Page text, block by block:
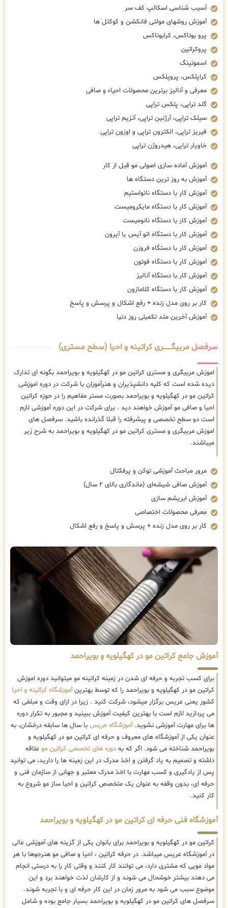
آسیب شناسی اسکالپ کف سر
آموزش روشهای مولتی فانکشن و کوکتل ها
پرو بوتاکس، کرابوتاکس
پروکراتین
اسموتینگ
کراپلکس، پروپلکس
معرفی و آنالیز برترین محصولات احیاء و صافی
گلد تراپی، پلکس تراپی
سیلک تراپی، آرژنین تراپی، آنزیم تراپی
فیریز تراپی، الکترون تراپی و اوزون تراپی
خاویار تراپی، هیدروژن تراپی
آموزش آماده سازی اصولی مو قبل از کار
آموزش به روز ترین دستگاه ها
آموزش کار با دستگاه نانواستیم
آموزش کار با دستگاه مایکرومیست
آموزش کار با دستگاه نانومیست
آموزش کار با دستگاه اتو آیس یا آیرون
آموزش کار با دستگاه فروزن
آموزش کار با دستگاه فوتون
آموزش کار با دستگاه آنالیز
آموزش کار با دستگاه کلامازون
کار بر روی مدل زنده + رفع اشکال و پرسش و پاسخ
آموزش آخرین متد تکمیلی روز دنیا
سرفصلمربیگــــــــری کراتینه و احیا (سطح مستری)
اموزش مربیگری و مستری کراتین مو در کهگیلویه و بویراحمد بگونه ای تدارک
دیده شده است که کلیه دانشپذیران و هنرآموزان با شرکت در دوره اموزشی
کراتین مو در کهگیلویه و بویراحمد بصورت مستر مفاهیم را در حوزه کراتین
احیا و صافی مو آموزش خواهند دید . برای شرکت در این دوره آموزشی لازم
است دو سطح تخصصی و پیشرفته را قبلا گذرانده باشید. سرفصل های
اموزش مربیگری و مستری کراتین مو در کهگیلویه و بویراحمد به شرح زیر
میباشند.
مرور مباحث آموزشی توکن و پرفکتال
آموزش صافی شیشه‌ای (ماندگاری بالای ۲ سال)
آموزش ابریشم سازی
معرفی محصولات اختصاصی
کار بر روی مدل زنده + پرسش و پاسخ و رفع اشکال
آموزش جامع کراتین مو در کهگیلویه و بویراحمد
برای کسب تجربه و حرفه ای شدن در زمینه کراتینه مو میتوانید دوره اموزش
کراتین مو در کهگیلویه و بویراحمد را که توسط بهترینآموزشگاه کراتینه و احیا
کشور یعنی عریس برگزار میشود، شرکت کنید . زیرا در ازای وقت و مبلغی که
می پردازید لازم است با بهترین کیفیت آموزش ببینید و مجبور به تکرار دوره
ها برای مهارت آموزشی نشوید.آموزشگاه عریس با سال ها سابقه درخشان، به
عنوان یکی از آموزشگاه های معروف و حرفه ای کراتین مو در کهگیلویه و
بویراحمد شناخته می شود. اگر که بهدوره های تخصصی کراتین مو علاقه
داشته و تصمیم به یاد گرفتن و اخذ مدرک در این زمینه ها را دارید، می توانید
پس از یادگیری و کسب مهارت با اخذ مدرک معتبر و جهانی از سازمان فنی و
حرفه ای، بدون وقفه به عنوان یک متخصص کراتین و احیا ساز مو شروع به
کار کنید.
آموزشگاه فنی حرفه ای کراتین مو در کهگیلویه و بویراحمد
کراتین مو در کهگیلویه و بویراحمد برای بانوان یکی از گزینه های آموزشی عالی
در آموزشگاه عریس میباشد. در حرفه کراتین ، احیا و صافی مو هنرجوها با هر
مواد مویی که مشتری دارد، می توانند کار کنند و وقتی کار را به درستی انجام
می دهند بیشتر خوشحال می شوند و از کارشان لذت خواهند برد و این
موضوع سبب می شود به مرور زمان در این کار حرفه ای و با تجربه شوند.
سرفصل های کراتین مو در کهگیلویه و بویراحمد بسیار جامع بوده و شامل